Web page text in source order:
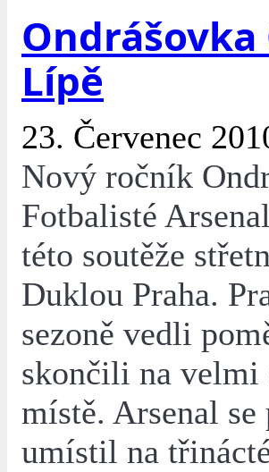
Ondrášovka
Lípě
23. Červenec
Nový ročník
Fotbalisté
této soutěže
Duklou Praha.
sezoně vedli
skončili na velmi
místě. Arsenal
umístil na